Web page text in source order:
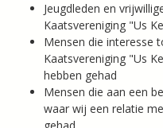
Jeugdleden en
Kaatsvereniging "Us
Mensen die interesse
Kaatsvereniging "Us
hebben gehad
Mensen die aan een
waar wij een relatie